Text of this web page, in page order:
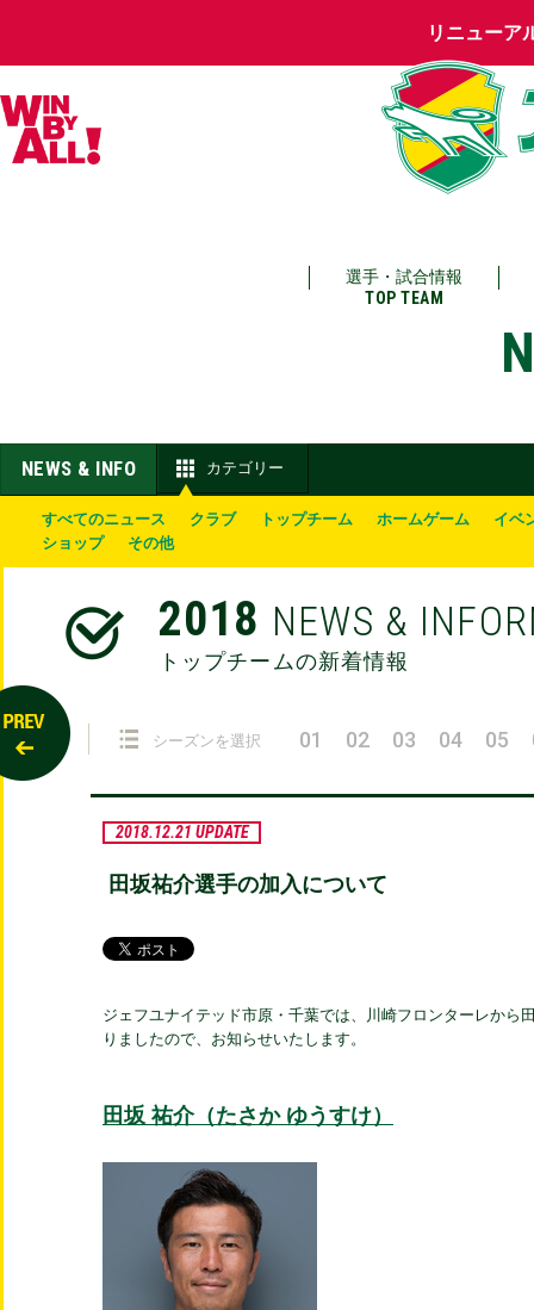
リニューア
選手・試合情報
TOP TEAM
NEWS & INFO カテゴリー
すべてのニュース クラブ トップチーム ホームゲーム
イベ
ショップ
その他
2018 NEWS &
トップチームの新着情報
シーズンを選択 01 02 03 04 05
2018.12.21 UPDATE
田坂祐介選手の加入について
ジェフユナイテッド市原・千葉では、川崎フロンターレから
りましたので、お知らせいたします。
田坂 祐介（たさか ゆうすけ）